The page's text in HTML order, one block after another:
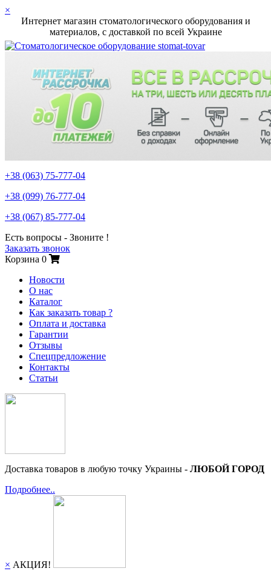
×
Интернет магазин стоматологического оборудования и
материалов, c доставкой по всей Украине
+38 (063) 75-777-04
+38 (099) 76-777-04
+38 (067) 85-777-04
Есть вопросы - Звоните !
Заказать звонок
Корзина 0
Новости
О нас
Каталог
Как заказать товар ?
Оплата и доставка
Гарантии
Отзывы
Спецпредложение
Контакты
Статьи
Доставка товаров в любую точку Украины - ЛЮБОЙ ГОРОД
Подробнее..
× АКЦИЯ!